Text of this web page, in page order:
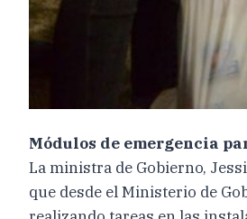
Módulos de emergencia
La ministra de Gobierno,
que desde el Ministerio de